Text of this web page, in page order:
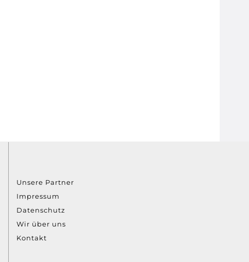
Unsere Partner
Impressum
Datenschutz
Wir über uns
Kontakt